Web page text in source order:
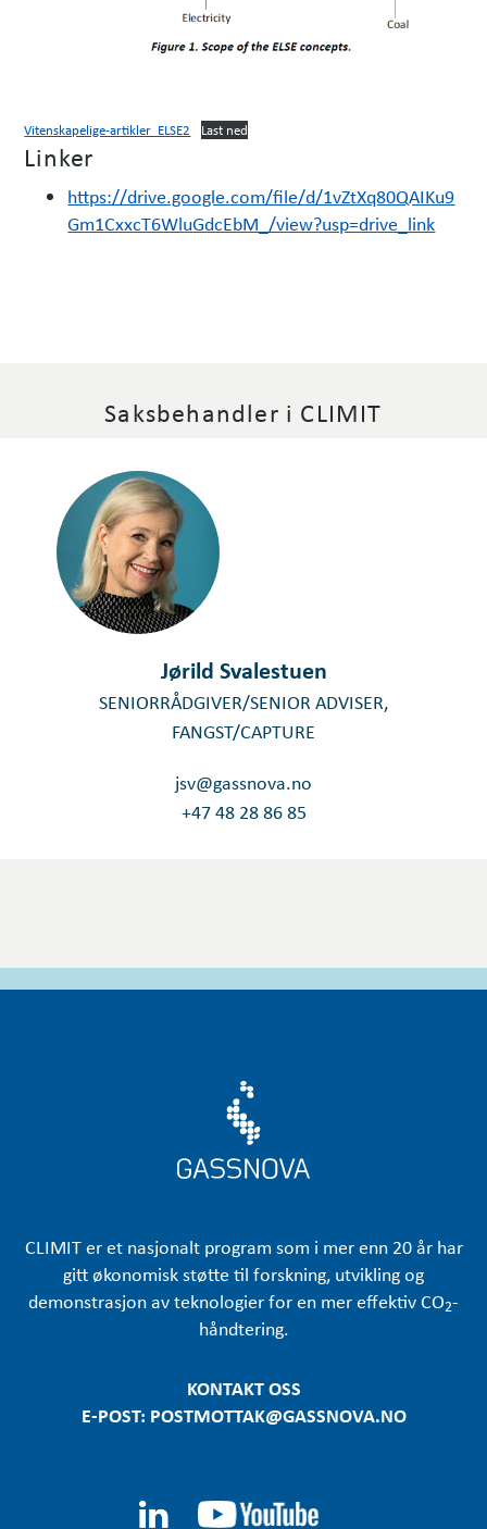
Vitenskapelige-artikler_ELSE2 Last ned
Linker
https://drive.google.com/file/d/1vZtXq80QAIKu9
Gm1CxxcT6WluGdcEbM_/view?usp=drive_link
Saksbehandler i CLIMIT
Jørild Svalestuen
SENIORRÅDGIVER/SENIOR ADVISER,
FANGST/CAPTURE
jsv@gassnova.no
+47 48 28 86 85
CLIMIT er et nasjonalt program som i mer enn 20 år har
gitt økonomisk støtte til forskning, utvikling og
demonstrasjon av teknologier for en mer effektiv CO2-
håndtering.
KONTAKT OSS
E-POST: POSTMOTTAK@GASSNOVA.NO